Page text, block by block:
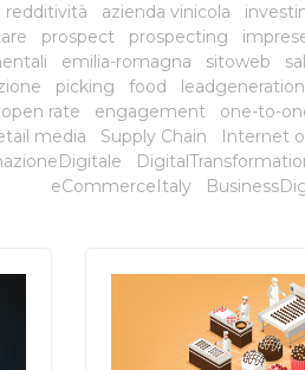
redditività azienda vinicola
prospect prospecting
emilia-romagna sitoweb
picking food leadgeneration
open rate engagement one-to-
media Supply Chain Internet
eCommerceItaly